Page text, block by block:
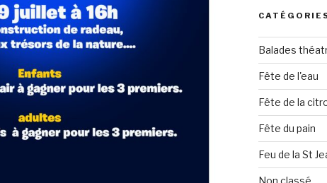
Balades
Fête de l'eau
Fête de la
Fête du pain
Feu de la St